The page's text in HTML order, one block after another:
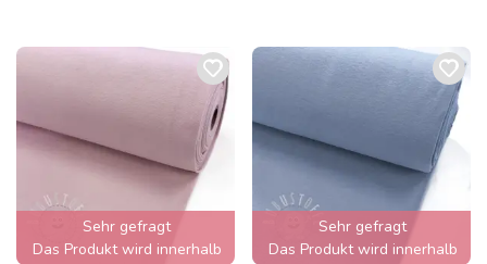
Sehr gefragt
Das Produkt wird innerhalb
Sehr gefragt
Das Produkt wird innerhalb